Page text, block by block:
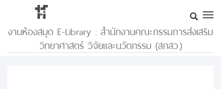
งานห้องสมุด E-Library : สำนักงานคณะกรรมการส่งเสริม
วิทยาศาสตร์ วิจัยและนวัตกรรม (สกสว.)